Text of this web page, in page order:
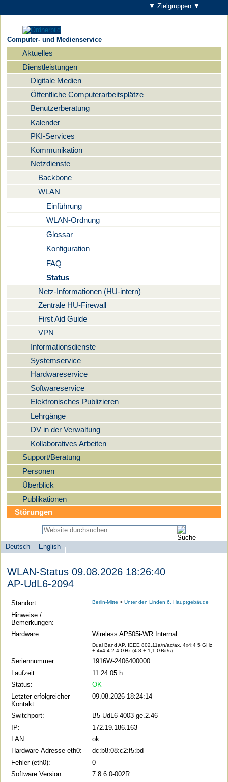
▼ Zielgruppen ▼
Computer- und Medienservice
Navigation
Aktuelles
Dienstleistungen
Digitale Medien
Öffentliche Computerarbeitsplätze
Benutzerberatung
Kalender
PKI-Services
Kommunikation
Netzdienste
Backbone
WLAN
Einführung
WLAN-Ordnung
Glossar
Konfiguration
FAQ
Status
Netz-Informationen (HU-intern)
Zentrale HU-Firewall
First Aid Guide
VPN
Informationsdienste
Systemservice
Hardwareservice
Softwareservice
Elektronisches Publizieren
Lehrgänge
DV in der Verwaltung
Kollaboratives Arbeiten
Support/Beratung
Personen
Überblick
Publikationen
Störungen
Sprachauswahl
Deutsch
English
search-menu
Universität
zu
Berlin
Computer-
und
WLAN-Status 09.08.2026 18:26:40
AP-UdL6-2094
Standort: Berlin-Mitte >Unter den Linden 6, Hauptgebäude
Hinweise /
Bemerkungen:
Hardware:
Wireless AP505i-WR Internal
Dual Band AP, IEEE 802.11a/n/ac/ax, 4x4:4 5 GHz
+ 4x4:4 2.4 GHz (4.8 + 1,1 GBit/s)
Seriennummer:
1916W-2406400000
Laufzeit:
11:24:05 h
Status:
OK
Letzter erfolgreicher
Kontakt:
09.08.2026 18:24:14
Switchport:
B5-UdL6-4003 ge.2.46
IP:
172.19.186.163
LAN:
ok
Hardware-Adresse eth0:
dc:b8:08:c2:f5:bd
Fehler (eth0):
0
Software Version:
7.8.6.0-002R